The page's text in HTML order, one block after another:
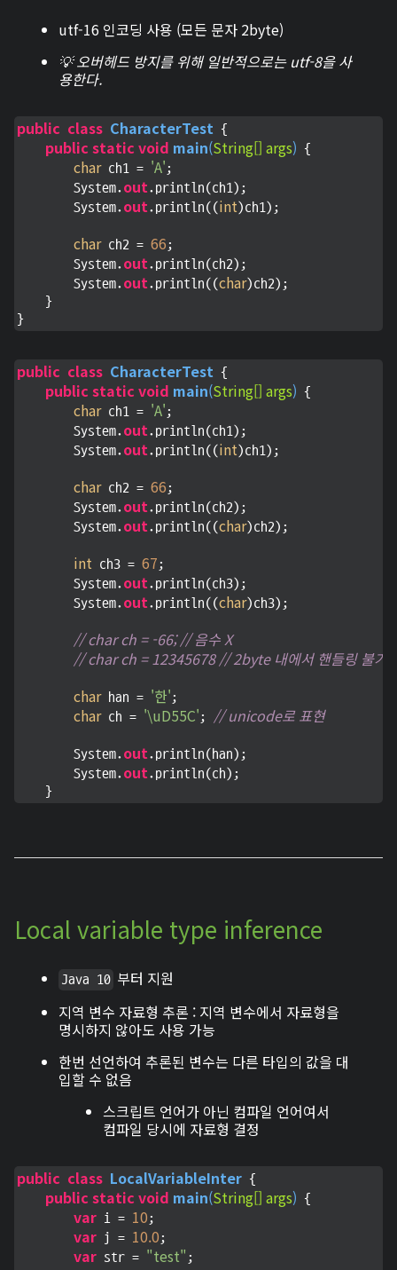
utf-16 인코딩 사용 (모든 문자 2byte)
💡 오버헤드 방지를 위해 일반적으로는 utf-8을 사
용한다.
public class CharacterTest {
public static void main(String[] args) {
char ch1 = 'A' ;
        System.
out.println(ch1);
        System.
out.println((int)ch1);
char ch2 = 66 ;
        System.
out.println(ch2);
        System.
out.println((char)ch2);
    }
}
public class CharacterTest {
public static void main(String[] args) {
char ch1 = 'A' ;
        System.
out.println(ch1);
        System.
out.println((int)ch1);
char ch2 = 66 ;
        System.
out.println(ch2);
        System.
out.println((char)ch2);
int ch3 = 67 ;
        System.
out.println(ch3);
        System.
out.println((char)ch3);
// char ch = -66; // 음수 X
// char ch = 12345678 // 2byte 내에서 핸들링 불가
char han = '한' ;
char ch = '\uD55C' ; // unicode로 표현
        System.
out.println(han);
        System.
out.println(ch);
    }
Local variable type inference
Java 10 부터 지원
지역 변수 자료형 추론 : 지역 변수에서 자료형을
명시하지 않아도 사용 가능
한번 선언하여 추론된 변수는 다른 타입의 값을 대
입할 수 없음
스크립트 언어가 아닌 컴파일 언어여서
컴파일 당시에 자료형 결정
public class LocalVariableInter {
public static void main(String[] args) {
var i = 10 ;
var j = 10.0 ;
var str = "test" ;